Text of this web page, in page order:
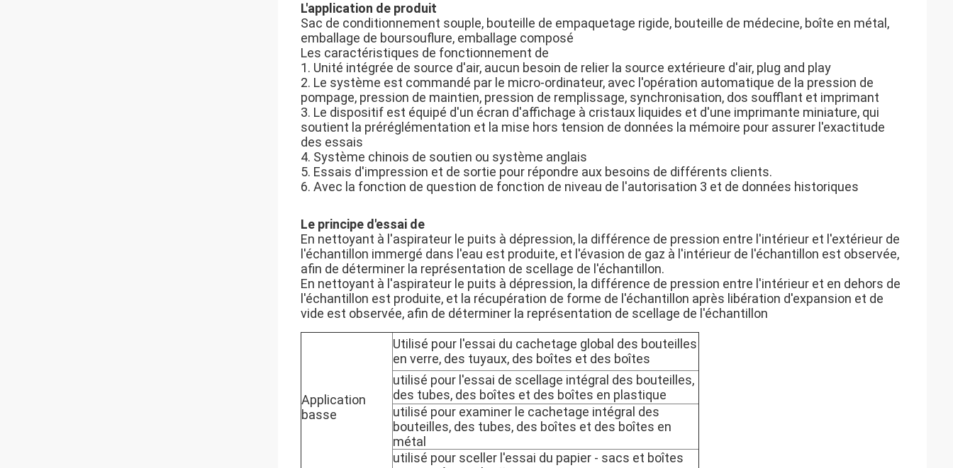
L'application de produit
Sac de conditionnement souple, bouteille de empaquetage rigide, bouteille de médecine, boîte en métal,
emballage de boursouflure, emballage composé
Les caractéristiques de fonctionnement de
1. Unité intégrée de source d'air, aucun besoin de relier la source extérieure d'air, plug and play
2. Le système est commandé par le micro-ordinateur, avec l'opération automatique de la pression de
pompage, pression de maintien, pression de remplissage, synchronisation, dos soufflant et imprimant
3. Le dispositif est équipé d'un écran d'affichage à cristaux liquides et d'une imprimante miniature, qui
soutient la préréglémentation et la mise hors tension de données la mémoire pour assurer l'exactitude
des essais
4. Système chinois de soutien ou système anglais
5. Essais d'impression et de sortie pour répondre aux besoins de différents clients.
6. Avec la fonction de question de fonction de niveau de l'autorisation 3 et de données historiques
Le principe d'essai de
En nettoyant à l'aspirateur le puits à dépression, la différence de pression entre l'intérieur et l'extérieur de
l'échantillon immergé dans l'eau est produite, et l'évasion de gaz à l'intérieur de l'échantillon est observée,
afin de déterminer la représentation de scellage de l'échantillon.
En nettoyant à l'aspirateur le puits à dépression, la différence de pression entre l'intérieur et en dehors de
l'échantillon est produite, et la récupération de forme de l'échantillon après libération d'expansion et de
vide est observée, afin de déterminer la représentation de scellage de l'échantillon
Application
basse
Utilisé pour l'essai du cachetage global des bouteilles
en verre, des tuyaux, des boîtes et des boîtes
utilisé pour l'essai de scellage intégral des bouteilles,
des tubes, des boîtes et des boîtes en plastique
utilisé pour examiner le cachetage intégral des
bouteilles, des tubes, des boîtes et des boîtes en
métal
utilisé pour sceller l'essai du papier - sacs et boîtes